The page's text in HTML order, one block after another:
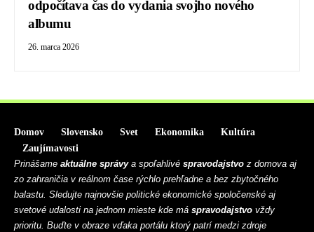
odpočítava čas do vydania svojho nového
albumu
26. marca 2026
Domov Slovensko Svet Ekonomika
Kultúra
Zaujímavosti
Prinášame aktuálne správya spoľahlivé spravodajstvo z domova aj
zo zahraničia v reálnom čase rýchlo prehľadne a bez zbytočného
balastu. Sledujte najnovšie politické ekonomické spoločenské aj
svetové udalosti na jednom mieste kde má spravodajstvo vždy
prioritu. Buďte v obraze vďaka portálu ktorý patrí medzi zdroje